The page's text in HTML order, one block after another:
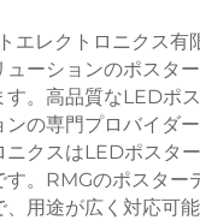
エレクトロニクス有
ーションのポスタ
す。高品質なLEDポ
ンの専門プロバイダ
ニクスはLEDポスタ
す。RMGのポスター
、用途が広く対応可